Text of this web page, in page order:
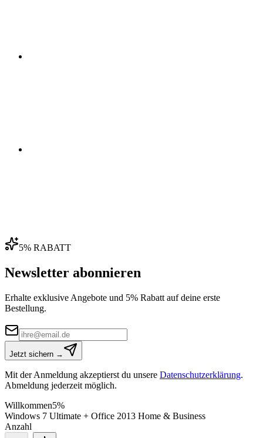
5% RABATT
Newsletter abonnieren
Erhalte exklusive Angebote und 5% Rabatt auf deine erste
Bestellung.
Jetzt sichern →
Mit der Anmeldung akzeptierst du unsere Datenschutzerklärung.
Abmeldung jederzeit möglich.
Willkommen5%
Windows 7 Ultimate + Office 2013 Home & Business
Anzahl